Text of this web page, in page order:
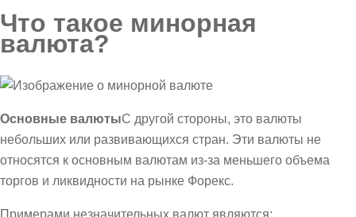
Что такое минорная
валюта?
Основные валютыС другой стороны, это валюты
небольших или развивающихся стран. Эти валюты не
относятся к основным валютам из-за меньшего объема
торгов и ликвидности на рынке Форекс.